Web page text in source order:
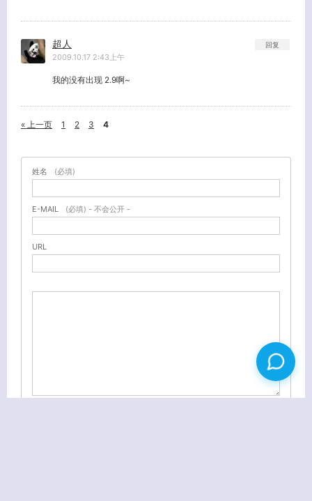
超人
2009.10.17 2:43上午
我的没有出现 2.9啊~
回复
« 上一页 1 2 3 4
姓名 (必填)
E-MAIL (必填) - 不会公开 -
URL